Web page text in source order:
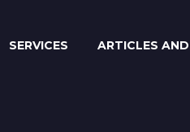
SERVICES ARTICLES